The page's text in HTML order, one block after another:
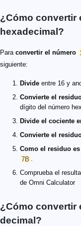
¿Cómo convertir
hexadecimal?
Para convertir el número
siguiente:
Divide entre 16 y
Convierte el
dígito del número
Divide el cociente
Convierte el
Como el residuo es
7B .
Comprueba el
de Omni Calculator
¿Cómo convertir
decimal?